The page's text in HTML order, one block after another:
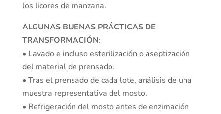
los licores de manzana.
ALGUNAS BUENAS PRÁCTICAS DE
TRANSFORMACIÓN:
• Lavado e incluso esterilización o aseptización
del material de prensado.
• Tras el prensado de cada lote, análisis de una
muestra representativa del mosto.
• Refrigeración del mosto antes de enzimación